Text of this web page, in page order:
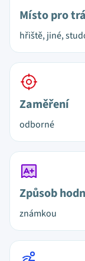
Místo pro
hřiště, jiné,
Zaměření
odborné
Způsob
známkou